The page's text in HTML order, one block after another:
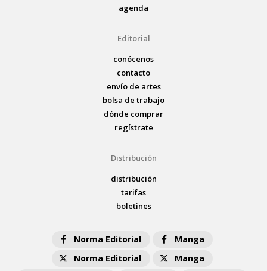
agenda
Editorial
conócenos
contacto
envío de artes
bolsa de trabajo
dónde comprar
regístrate
Distribución
distribución
tarifas
boletines
Norma Editorial
Manga
Norma Editorial
Manga